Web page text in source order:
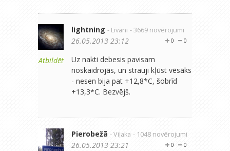
Atbildēt
lightning - Līvāni - 3669 novērojumi
0
0
26.05.2013 23:12
Uz nakti debesis pavisam
noskaidrojās, un strauji kļūst vēsāks
- nesen bija pat +12,8*C, šobrīd
+13,3*C. Bezvējš.
Pierobežā - Viļaka - 1048 novērojumi
0
0
26.05.2013 23:21